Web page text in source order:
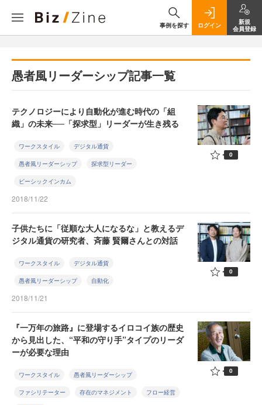
事例を探す ログイン
新規
会員登録
愚者風リーダーシップ記事一覧
テクノロジーにより自動化が進む時代の「組
織」の未来──「探求型」リーダーが生き残る
ワークスタイル デジタル通貨
愚者風リーダーシップ 探求型リーダー
ビーシックインカム
2018/11/22
0
子供たちに「従順な大人になるな」と教えるデ
ジタル通貨の研究者、斉藤 賢爾さんとの対話
ワークスタイル デジタル通貨
愚者風リーダーシップ 自動化
2018/11/21
0
『一万年の旅路』に登場するイロコイ族の歴史
から見出した、“平和の守り手”タイプのリーダ
ーが必要な理由
ワークスタイル 愚者風リーダーシップ
ファシリテーター 存在のマネジメント フロー経営
0